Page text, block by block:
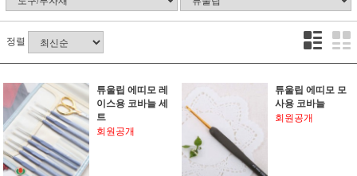
정렬
튜울립 에띠모 레
이스용 코바늘 세
트
회원공개
튜울립 에띠모 모
사용 코바늘
회원공개